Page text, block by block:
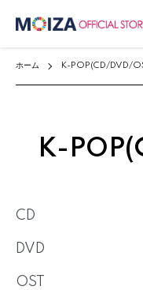
ホーム K-POP(CD/DVD/
K-
カテゴリー一覧
CD
DVD
OST